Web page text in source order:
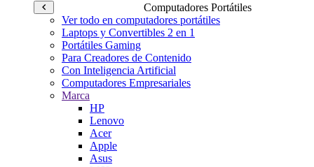
Computadores Portátiles
Ver todo en computadores portátiles
Laptops y Convertibles 2 en 1
Portátiles Gaming
Para Creadores de Contenido
Con Inteligencia Artificial
Computadores Empresariales
Marca
HP
Lenovo
Acer
Apple
Asus